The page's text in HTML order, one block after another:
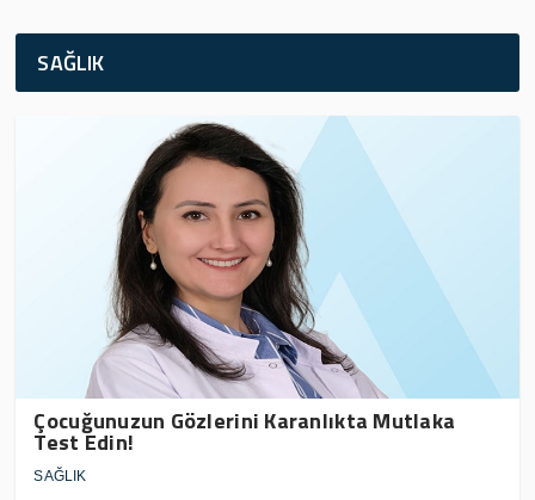
SAĞLIK
Çocuğunuzun Gözlerini Karanlıkta Mutlaka
Test Edin!
SAĞLIK